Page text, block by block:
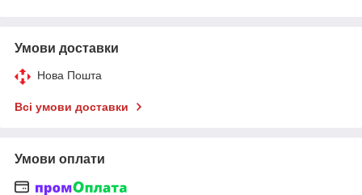
Умови доставки
Нова Пошта
Всі умови доставки
Умови оплати